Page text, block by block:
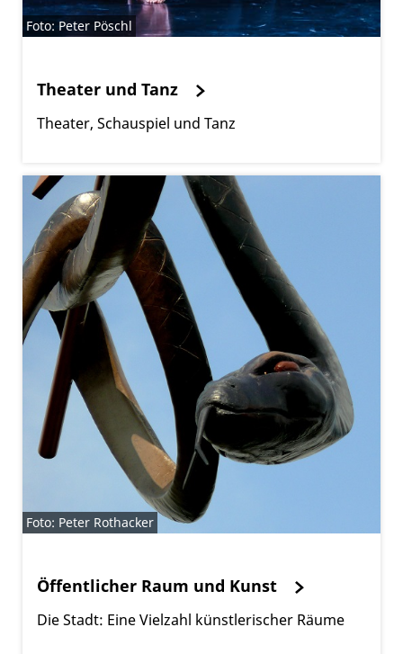
Foto: Peter Pöschl
Theater und Tanz
Theater, Schauspiel und Tanz
Foto: Peter Rothacker
Öffentlicher Raum und Kunst
Die Stadt: Eine Vielzahl künstlerischer Räume